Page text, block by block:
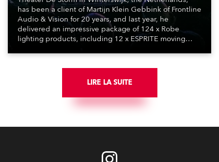
has been a client of Martijn Klein Gebbink of Frontline
Audio & Vision for 20 years, and last year, he
delivered an impressive package of 124 x Robe
lighting products, including 12 x ESPRITE moving
engine, 80 x T11 Profiles, 12 x TX1 PosiProfiles and 20
x T15 Fresnels.
LIRE LA SUITE